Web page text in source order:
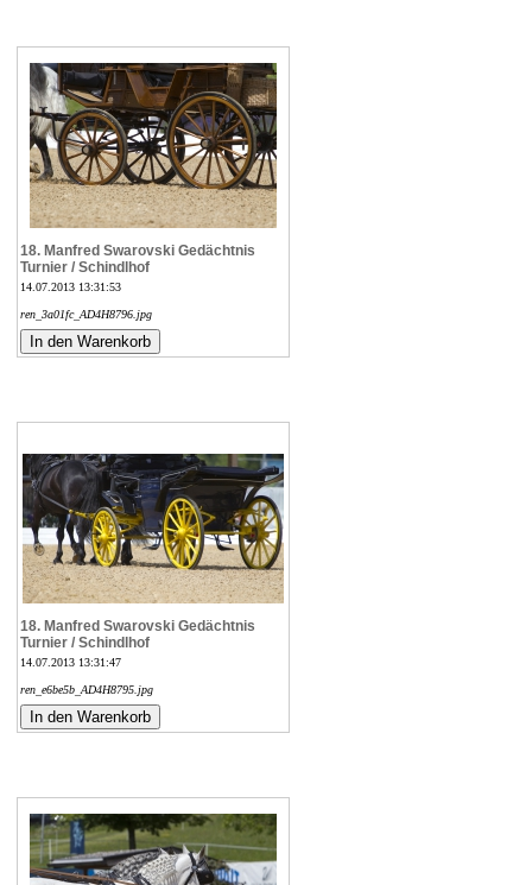
18. Manfred Swarovski Gedächtnis
Turnier / Schindlhof
14.07.2013 13:31:53
ren_3a01fc_AD4H8796.jpg
18. Manfred Swarovski Gedächtnis
Turnier / Schindlhof
14.07.2013 13:31:47
ren_e6be5b_AD4H8795.jpg